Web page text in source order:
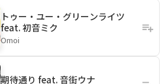
トゥー・ユー・グリーンライツ
feat. 初音ミク
Omoi
期待通り feat. 音街ウナ